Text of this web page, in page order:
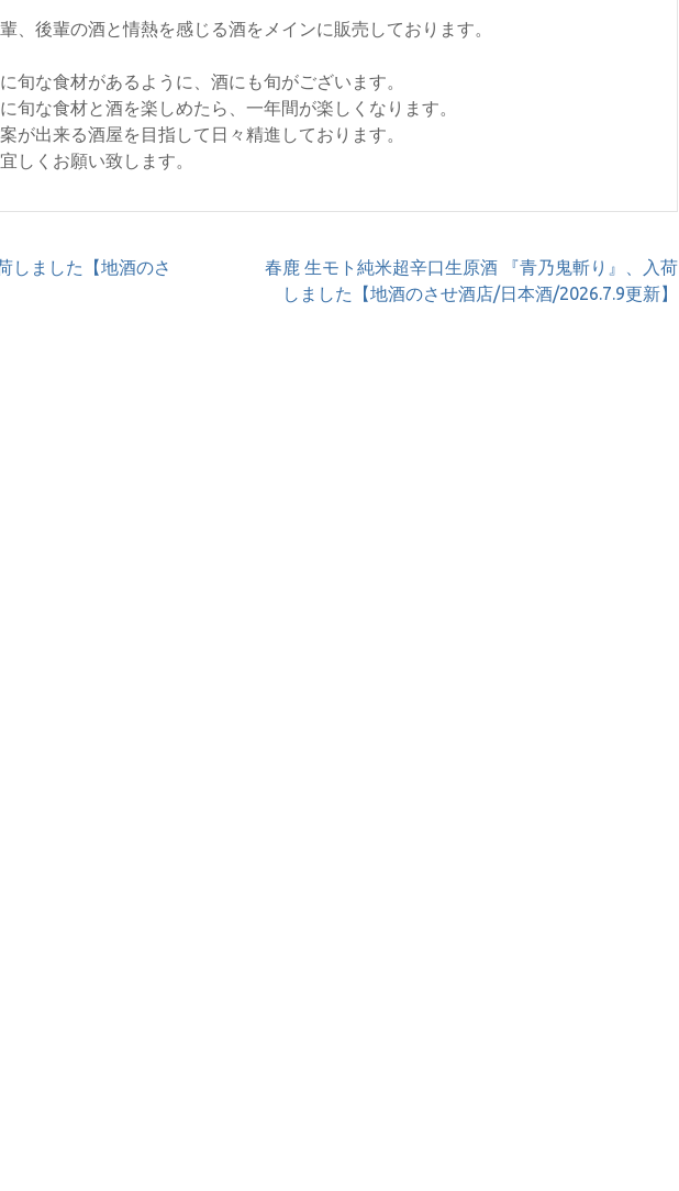
、後輩の酒と情熱を感じる酒をメインに販売しております。
旬な食材があるように、酒にも旬がございます。
旬な食材と酒を楽しめたら、一年間が楽しくなります。
が出来る酒屋を目指して日々精進しております。
しくお願い致します。
しました【地酒のさ
春鹿 生モト純米超辛口生原酒 『青乃鬼斬り』、入荷
しました【地酒のさせ酒店/日本酒/2026.7.9更新】